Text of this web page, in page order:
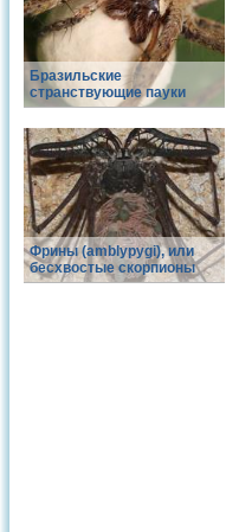
Бразильские
странствующие пауки
Фрины (amblypygi), или
бесхвостые скорпионы